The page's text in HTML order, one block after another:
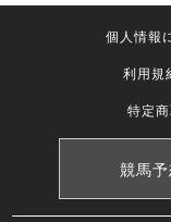
個人情報
利用規
特定
競馬